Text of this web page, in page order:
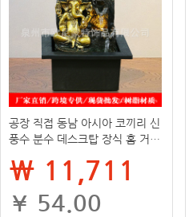
공장 직접 동남 아시아 코끼리 신
풍수 분수 데스크탑 장식 홈 거실
₩ 11,711
¥ 54.00